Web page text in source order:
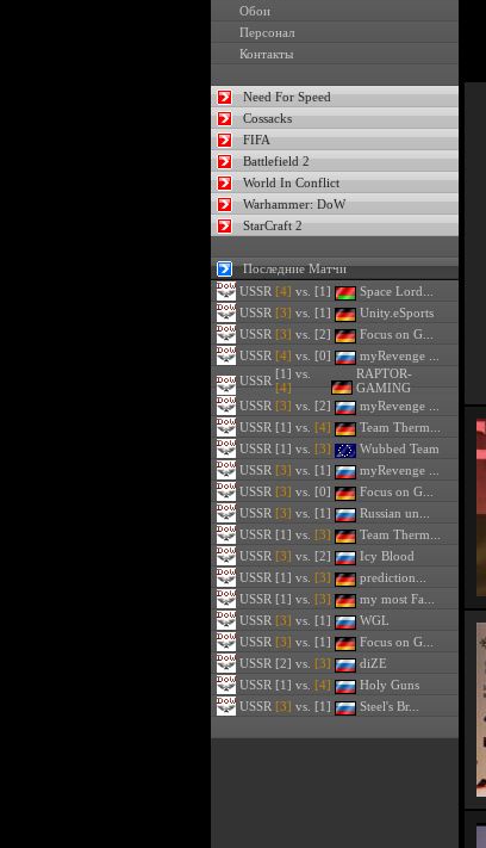
Обои
Персонал
Контакты
Need For Speed
Cossacks
FIFA
Battlefield 2
World In Conflict
Warhammer: DoW
StarCraft 2
Последние Матчи
USSR [4] vs. [1]
Space Lord...
USSR [3] vs. [1]
Unity.eSports
USSR [3] vs. [2]
Focus on G...
USSR [4] vs. [0]
myRevenge ...
USSR [1] vs.
[4]
RAPTOR-
GAMING
USSR [3] vs. [2]
myRevenge ...
USSR [1] vs. [4]
Team Therm...
USSR [1] vs. [3]
Wubbed Team
USSR [3] vs. [1]
myRevenge ...
USSR [3] vs. [0]
Focus on G...
USSR [3] vs. [1]
Russian un...
USSR [1] vs. [3]
Team Therm...
USSR [3] vs. [2]
Icy Blood
USSR [1] vs. [3]
prediction...
USSR [1] vs. [3]
my most Fa...
USSR [3] vs. [1]
WGL
USSR [3] vs. [1]
Focus on G...
USSR [2] vs. [3]
diZE
USSR [1] vs. [4]
Holy Guns
USSR [3] vs. [1] Steel's Br...